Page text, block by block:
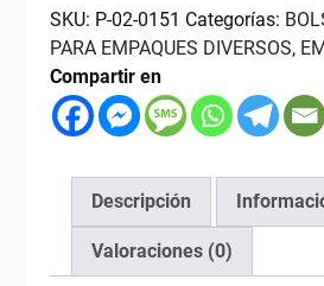
SKU: P-02-0151 Categorías:
PARA EMPAQUES DIVERSOS,
Compartir en
Descripción
Valoraciones (0)